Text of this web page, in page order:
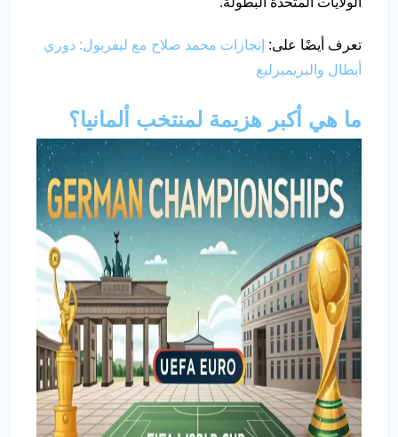
تعرف أيضًا على: إنجازات محمد صلاح مع ليفربول: دوري
أبطال والبريميرليغ
ما هي أكبر هزيمة لمنتخب ألمانيا؟